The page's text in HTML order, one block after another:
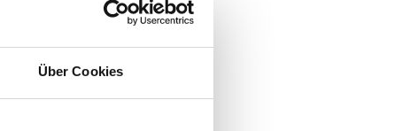
Über Cookies